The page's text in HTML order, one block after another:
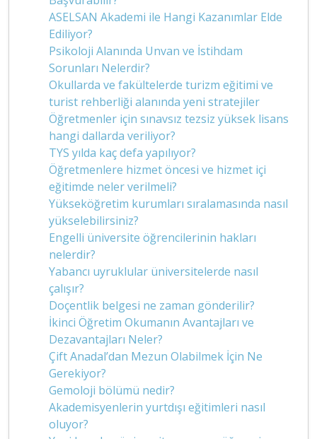
ASELSAN Akademi ile Hangi Kazanımlar Elde
Ediliyor?
Psikoloji Alanında Unvan ve İstihdam
Sorunları Nelerdir?
Okullarda ve fakültelerde turizm eğitimi ve
turist rehberliği alanında yeni stratejiler
Öğretmenler için sınavsız tezsiz yüksek lisans
hangi dallarda veriliyor?
TYS yılda kaç defa yapılıyor?
Öğretmenlere hizmet öncesi ve hizmet içi
eğitimde neler verilmeli?
Yükseköğretim kurumları sıralamasında nasıl
yükselebilirsiniz?
Engelli üniversite öğrencilerinin hakları
nelerdir?
Yabancı uyruklular üniversitelerde nasıl
çalışır?
Doçentlik belgesi ne zaman gönderilir?
İkinci Öğretim Okumanın Avantajları ve
Dezavantajları Neler?
Çift Anadal’dan Mezun Olabilmek İçin Ne
Gerekiyor?
Gemoloji bölümü nedir?
Akademisyenlerin yurtdışı eğitimleri nasıl
oluyor?